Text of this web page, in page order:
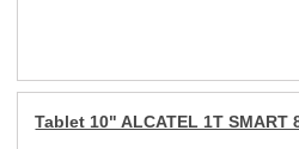
Tablet 10" ALCATEL 1T SMART